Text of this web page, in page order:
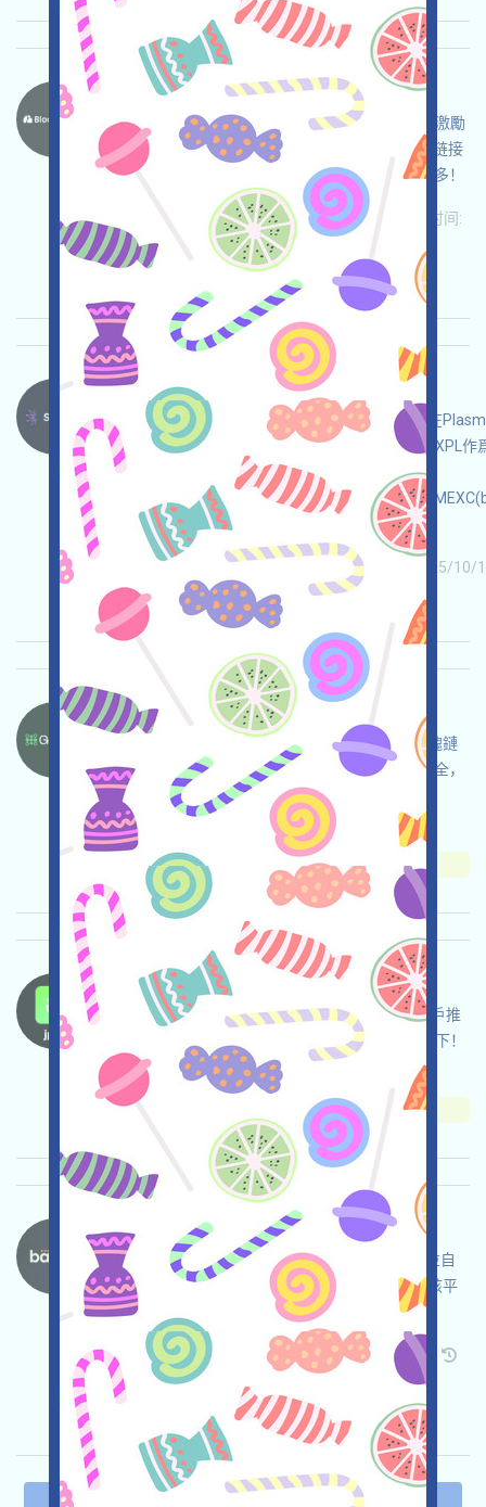
Blockstreet-BSD 语言：
Blockstreet是一個區塊鏈股票的項目，正在進行激勵
測試網，打开活动页面，自行儘調並自負安全，链接
钱包，每日登入獲得10BSD，邀請和分享獲得更多！
关联: 需申请 ETH/ERC/EVM 邀请
收录时间:
2025/10/14
重要程度:
★★★3.0 查阅详情
Sparkle-SPARK 语言：
Sparkle是一個MemeLaunch類型的項目，運行在
之交互奪取可能的SPARK空投！注：您可能需要XPL作
通過
Binance(bit.ly/3NB3NAa),OKX(bit.ly/
獲得!
ETH/ERC/EVM
收录时间: 2025/10/
重要程度:★★☆ 2.9 查阅详情
GopherAI-GOAI 语言：
GopherAI正在進行激勵Testnet，這是一個AI區塊鏈
Layer1項目，打开活动页面，自行儘調並自負安全，
與Testnet互動，奪取預期的空投!
关联:
收录时间: 2025/10/14
重要程度:
查阅详情
JpegFun-Waitlist 语言：
JpegFun正在進行Waitlist，它被比較重要的X賬戶推
薦，加入Waitlist只需要提交EMAIL，建議登記一下！
关联: 需申请 Mail
收录时间: 2025/10/08
重要程度:
查阅详情
Bantr-Rizz 语言：
Bantr正在空投Rizz，打开活动页面，自行儘調並自
負安全，鏈接X，链接钱包，完成各项任务，與該平
臺互動，邀请获得更多！
关联:需申请 Twitter ETH/ERC/EVM
邀请
收录时间: 2025/10/08
★★☆2.8 查阅详情